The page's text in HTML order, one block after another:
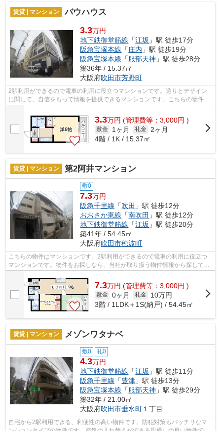
賃貸 | マンション バウハウス
3.3万円
地下鉄御堂筋線 「江坂 」駅 徒歩17分
阪急宝塚本線 「庄内 」駅 徒歩19分
阪急宝塚本線 「服部天神 」駅 徒歩28分
築36年 / 15.37㎡
大阪府吹田市芳野町
2駅利用ができるので電車の利用に役立つマンションです。造りとデザイン
に関して、自信をもって情報を提供できるマンションです。こちらの物件以
3.3万円 (管理費等：3,000円 )
敷金 1ヶ月 礼金
2ヶ月
4階 / 1K / 15.37㎡
賃貸 | マンション 第2阿井マンション
敷0
7.3万円
阪急千里線 「吹田 」駅 徒歩12分
おおさか東線 「南吹田 」駅 徒歩12分
地下鉄御堂筋線 「江坂 」駅 徒歩20分
築41年 / 54.45㎡
大阪府吹田市穂波町
こちらの物件はマンションです。2駅利用ができるので電車の利用に役立つ
マンションです。物件をお探しなら、当社が取り扱う物件情報から探してみ
7.3万円 (管理費等：3,000円 )
敷金 0ヶ月 礼金
10万円
3階 / 1LDK＋1S(納戸) / 54.45㎡
賃貸 | マンション メゾンワタナベ
敷0 礼0
4.3万円
地下鉄御堂筋線 「江坂 」駅 徒歩11分
阪急千里線 「豊津 」駅 徒歩13分
阪急宝塚本線 「服部天神 」駅 徒歩29分
築32年 / 21.00㎡
大阪府吹田市垂水町 １丁目
自宅から2駅利用できる、利便性の高い物件です。防犯対策もバッチリなマ